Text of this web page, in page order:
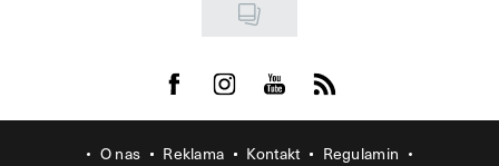
Visit us on Facebook
Visit us on Instagram
Visit us on Youtube
Visit us on Rss
O nas Reklama Kontakt
Regulamin